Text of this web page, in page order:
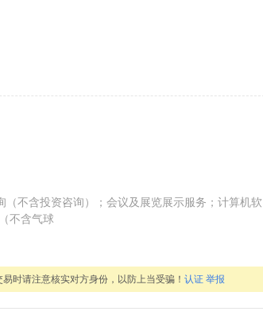
不含投资咨询）；会议及展览展示服务；计算机软
不含气球
时请注意核实对方身份，以防上当受骗！ 认证 举报